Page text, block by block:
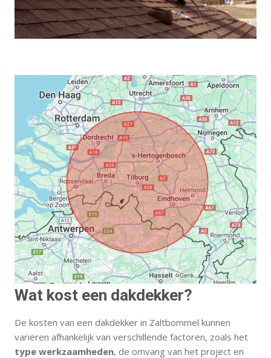
Wat kost een dakdekker?
De kosten van een dakdekker in Zaltbommel kunnen
variëren afhankelijk van verschillende factoren, zoals het
type werkzaamheden, de omvang van het project en